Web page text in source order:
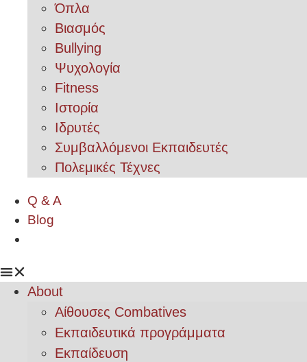
Όπλα
Βιασμός
Bullying
Ψυχολογία
Fitness
Ιστορία
Ιδρυτές
Συμβαλλόμενοι Εκπαιδευτές
Πολεμικές Τέχνες
Q & A
Blog
About
Αίθουσες Combatives
Εκπαιδευτικά προγράμματα
Εκπαίδευση